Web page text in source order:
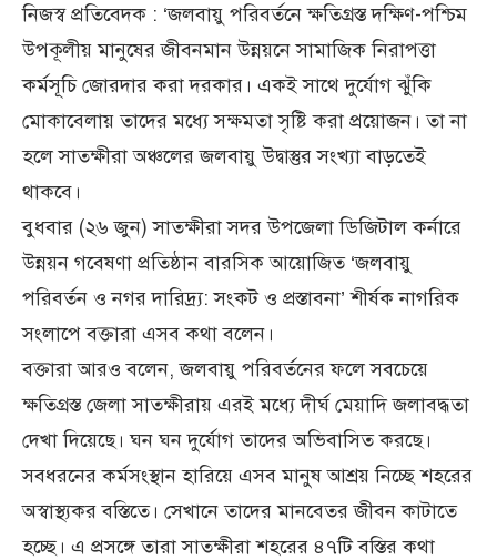
নিজস্ব প্রতিবেদক : ‘জলবায়ু পরিবর্তনে ক্ষতিগ্রস্ত দক্ষিণ-পশ্চিম
উপকূলীয় মানুষের জীবনমান উন্নয়নে সামাজিক নিরাপত্তা
কর্মসূচি জোরদার করা দরকার। একই সাথে দুর্যোগ ঝুঁকি
মোকাবেলায় তাদের মধ্যে সক্ষমতা সৃষ্টি করা প্রয়োজন। তা না
হলে সাতক্ষীরা অঞ্চলের জলবায়ু উদ্বাস্তুর সংখ্যা বাড়তেই
থাকবে।
বুধবার (২৬ জুন) সাতক্ষীরা সদর উপজেলা ডিজিটাল কর্নারে
উন্নয়ন গবেষণা প্রতিষ্ঠান বারসিক আয়োজিত ‘জলবায়ু
পরিবর্তন ও নগর দারিদ্র্য: সংকট ও প্রস্তাবনা’ শীর্ষক নাগরিক
সংলাপে বক্তারা এসব কথা বলেন।
বক্তারা আরও বলেন, জলবায়ু পরিবর্তনের ফলে সবচেয়ে
ক্ষতিগ্রস্ত জেলা সাতক্ষীরায় এরই মধ্যে দীর্ঘ মেয়াদি জলাবদ্ধতা
দেখা দিয়েছে। ঘন ঘন দুর্যোগ তাদের অভিবাসিত করছে।
সবধরনের কর্মসংস্থান হারিয়ে এসব মানুষ আশ্রয় নিচ্ছে শহরের
অস্বাস্থ্যকর বস্তিতে। সেখানে তাদের মানবেতর জীবন কাটাতে
হচ্ছে। এ প্রসঙ্গে তারা সাতক্ষীরা শহরের ৪৭টি বস্তির কথা